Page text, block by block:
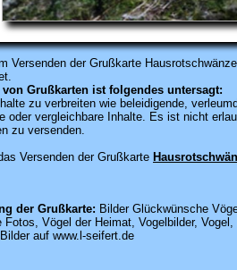
Versenden der Grußkarte
von Grußkarten ist folgendes untersagt:
zu verbreiten wie beleidigende,
oder vergleichbare Inhalte. Es ist nicht
zu versenden.
Versenden der Grußkarte
der Grußkarte: Bilder Glückwünsche
Vögel der Heimat, Vogelbilder, Vogel,
auf www.l-seifert.de